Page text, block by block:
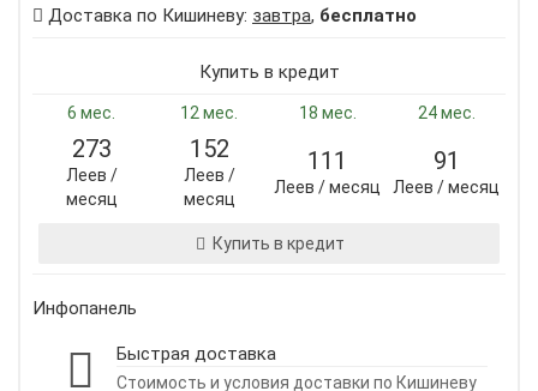
Доставка по Кишиневу: завтра, бесплатно
Купить в кредит
6 мес. 12 мес. 18 мес. 24 мес.
273
Леев /
месяц
152
Леев /
месяц
111
Леев / месяц
91
Леев / месяц
Купить в кредит
Инфопанель
Быстрая доставка
Стоимость и условия доставки по Кишиневу